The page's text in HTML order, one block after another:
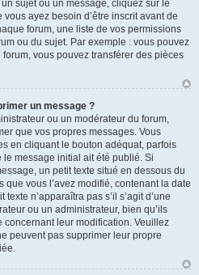
sujet ou un message, cliquez sur le
ayez besoin d’être inscrit avant de
forum, une liste de vos permissions
ou du sujet. Par exemple : vous pouvez
vous pouvez transférer des pièces
un message ?
ou un modérateur du forum,
que vos propres messages. Vous
en cliquant le bouton adéquat, parfois
message initial ait été publié. Si
un petit texte situé en dessous du
vous l’avez modifié, contenant la date
n’apparaîtra pas s’il s’agit d’une
ou un administrateur, bien qu’ils
leur modification. Veuillez
peuvent pas supprimer leur propre